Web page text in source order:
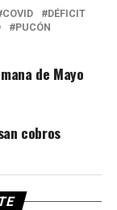
COVID
DÉFICIT
PUCÓN
de Mayo
cobros